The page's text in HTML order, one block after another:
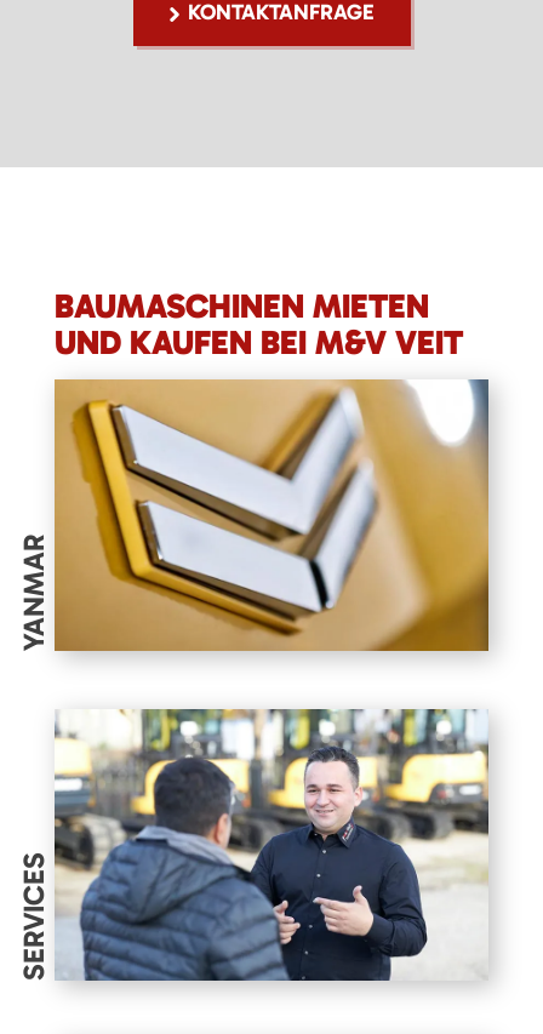
KONTAKTANFRAGE
BAUMASCHINEN MIETEN
UND KAUFEN BEI M&V VEIT
YANMAR
SERVICES